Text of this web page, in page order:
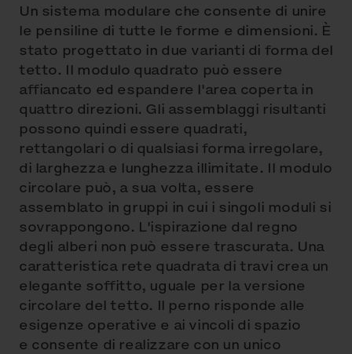
Un sistema modulare che consente di unire
le pensiline di tutte le forme e dimensioni. È
stato progettato in due varianti di forma del
tetto. Il modulo quadrato può essere
affiancato ed espandere l'area coperta in
quattro direzioni. Gli assemblaggi risultanti
possono quindi essere quadrati,
rettangolari o di qualsiasi forma irregolare,
di larghezza e lunghezza illimitate. Il modulo
circolare può, a sua volta, essere
assemblato in gruppi in cui i singoli moduli si
sovrappongono. L'ispirazione dal regno
degli alberi non può essere trascurata. Una
caratteristica rete quadrata di travi crea un
elegante soffitto, uguale per la versione
circolare del tetto. Il perno risponde alle
esigenze operative e ai vincoli di spazio
e consente di realizzare con un unico